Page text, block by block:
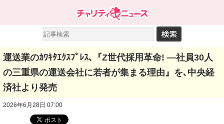
運送業のｶﾜｷﾀｴｸｽﾌﾟﾚｽ､『Z世代採用革命! ―社員30人
の三重県の運送会社に若者が集まる理由』を､中央経
済社より発売
2026年6月28日 07:00